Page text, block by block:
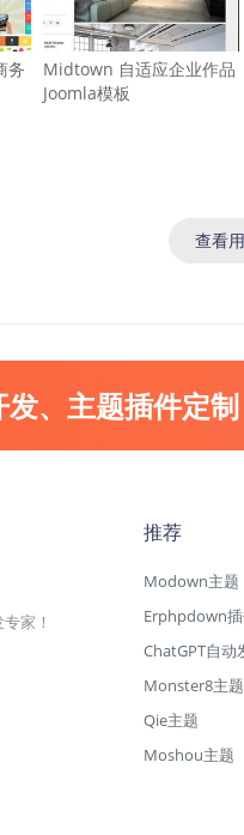
务
Midtown 自适应企业作品
Joomla模板
查看
、主题插件定制
家！
推荐
Modown主题
Erphpdown
ChatGPT自动
Monster8主题
Qie主题
Moshou主题